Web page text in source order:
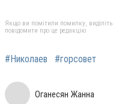
Якщо ви помітили помилку, виділіть
повідомити про це редакцію
#Николаев #горсовет
Оганесян Жанна